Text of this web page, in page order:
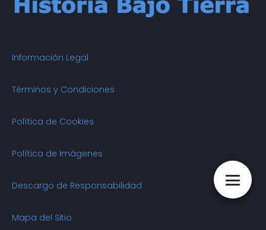
Información Legal
Términos y Condiciones
Política de Cookies
Política de Imágenes
Descargo de Responsabilidad
Mapa del Sitio